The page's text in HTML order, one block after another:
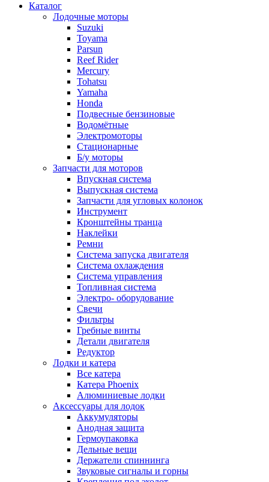
Каталог
Лодочные моторы
Suzuki
Toyama
Parsun
Reef Rider
Mercury
Tohatsu
Yamaha
Honda
Подвесные бензиновые
Водомётные
Электромоторы
Стационарные
Б/у моторы
Запчасти для моторов
Впускная система
Выпускная система
Запчасти для угловых колонок
Инструмент
Кронштейны транца
Наклейки
Ремни
Система запуска двигателя
Система охлаждения
Система управления
Топливная система
Электро- оборудование
Свечи
Фильтры
Гребные винты
Детали двигателя
Редуктор
Лодки и катера
Все катера
Катера Phoenix
Алюминиевые лодки
Аксессуары для лодок
Аккумуляторы
Анодная защита
Гермоупаковка
Дельные вещи
Держатели спиннинга
Звуковые сигналы и горны